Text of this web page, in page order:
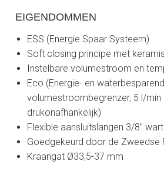
EIGENDOMMEN
ESS (Energie Spaar Systeem)
Soft closing principe met
Instelbare volumestroom en
Eco (Energie- en
volumestroombegrenzer, 5 l/min
drukonafhankelijk)
Flexible aansluitslangen 3/8"
Goedgekeurd door de Zweedse
Kraangat Ø33,5-37 mm